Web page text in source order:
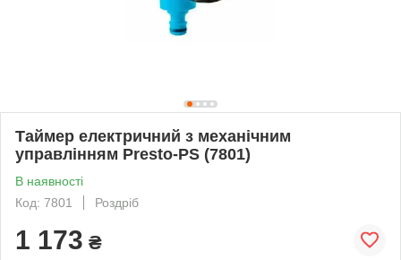
Таймер електричний з механічним
управлінням Presto-PS (7801)
В наявності
Код: 7801
Роздріб
1 173 ₴